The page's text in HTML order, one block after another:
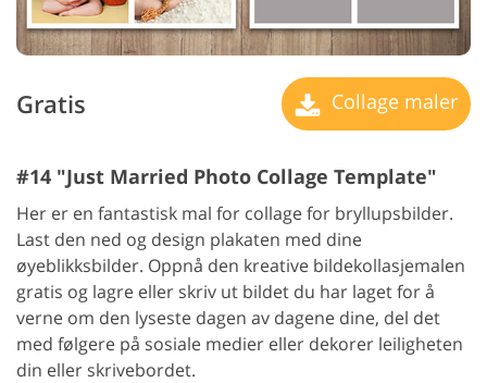
Gratis Collage maler
#14 "Just Married Photo Collage Template"
Her er en fantastisk mal for collage for bryllupsbilder.
Last den ned og design plakaten med dine
øyeblikksbilder. Oppnå den kreative bildekollasjemalen
gratis og lagre eller skriv ut bildet du har laget for å
verne om den lyseste dagen av dagene dine, del det
med følgere på sosiale medier eller dekorer leiligheten
din eller skrivebordet.